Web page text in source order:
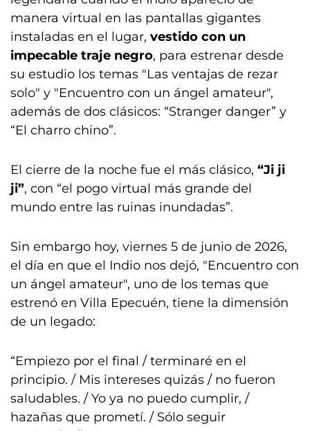
manera virtual en las pantallas gigantes
instaladas en el lugar, vestido con un
impecable traje negro, para estrenar desde
su estudio los temas "Las ventajas de rezar
solo" y "Encuentro con un ángel amateur",
además de dos clásicos: “Stranger danger” y
“El charro chino”.
El cierre de la noche fue el más clásico, “Ji ji
ji”, con “el pogo virtual más grande del
mundo entre las ruinas inundadas”.
Sin embargo hoy, viernes 5 de junio de 2026,
el día en que el Indio nos dejó, "Encuentro con
un ángel amateur", uno de los temas que
estrenó en Villa Epecuén, tiene la dimensión
de un legado:
“Empiezo por el final / terminaré en el
principio. / Mis intereses quizás / no fueron
saludables. / Yo ya no puedo cumplir, /
hazañas que prometí. / Sólo seguir